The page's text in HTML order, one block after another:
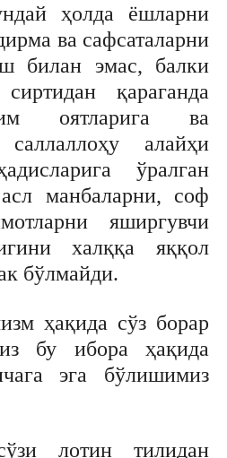
ҳолда ёшларни
ва сафсаталарни
билан эмас, балки
қараганда
оятларига ва
алайҳи
ўралган
манбаларни, соф
яширгувчи
халққа яққол
бўлмайди.
ҳақида сўз борар
бу ибора ҳақида
эга бўлишимиз
лотин тилидан